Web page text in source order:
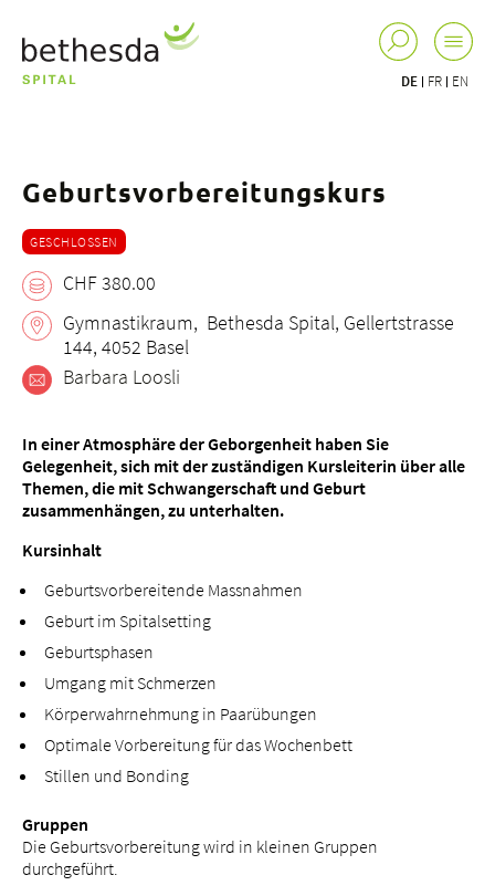
DE FR EN
Über uns
Blog
Zuweisende
Jobs & Karriere
Qualität
Fachbereiche
Veranstaltungen & Kurse
Notaufnahme
Geburtsvorbereitungskurs
GESCHLOSSEN
CHF 380.00
Gymnastikraum, Bethesda Spital, Gellertstrasse
144, 4052 Basel
Barbara Loosli
In einer Atmosphäre der Geborgenheit haben Sie
Gelegenheit, sich mit der zuständigen Kursleiterin über alle
Themen, die mit Schwangerschaft und Geburt
zusammenhängen, zu unterhalten.
Kursinhalt
Geburtsvorbereitende Massnahmen
Geburt im Spitalsetting
Geburtsphasen
Umgang mit Schmerzen
Körperwahrnehmung in Paarübungen
Optimale Vorbereitung für das Wochenbett
Stillen und Bonding
Gruppen
Die Geburtsvorbereitung wird in kleinen Gruppen
durchgeführt.